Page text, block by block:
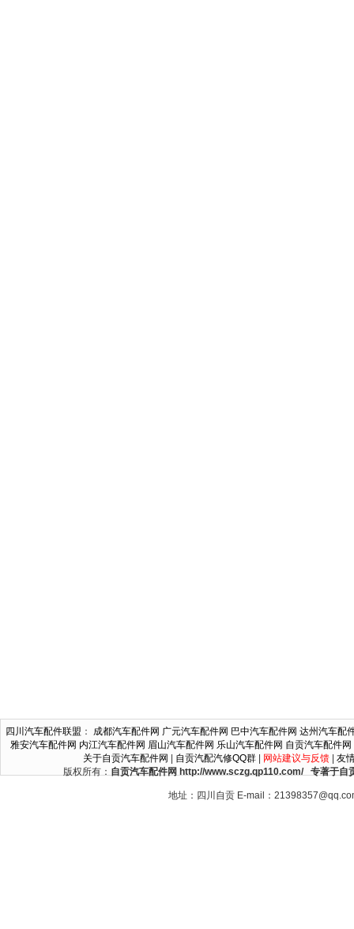
四川汽车配件联盟 ： 成都汽车配件网 广元汽车配件网 巴中汽车配件网 达州汽车配
雅安汽车配件网 内江汽车配件网 眉山汽车配件网 乐山汽车配件网 自贡汽车配件网
关于自贡汽车配件网
自贡汽配汽修QQ群| 网站建议与反馈| 友
版权所有： 自贡汽车配件网 http://www.sczg.qp110.com/ 专著于自
地址：四川自贡 E-mail：